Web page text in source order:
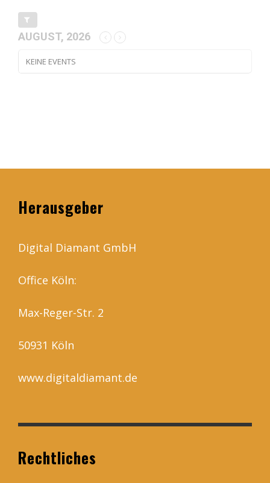
AUGUST, 2026
KEINE EVENTS
Herausgeber
Digital Diamant GmbH
Office Köln:
Max-Reger-Str. 2
50931 Köln
www.digitaldiamant.de
Rechtliches